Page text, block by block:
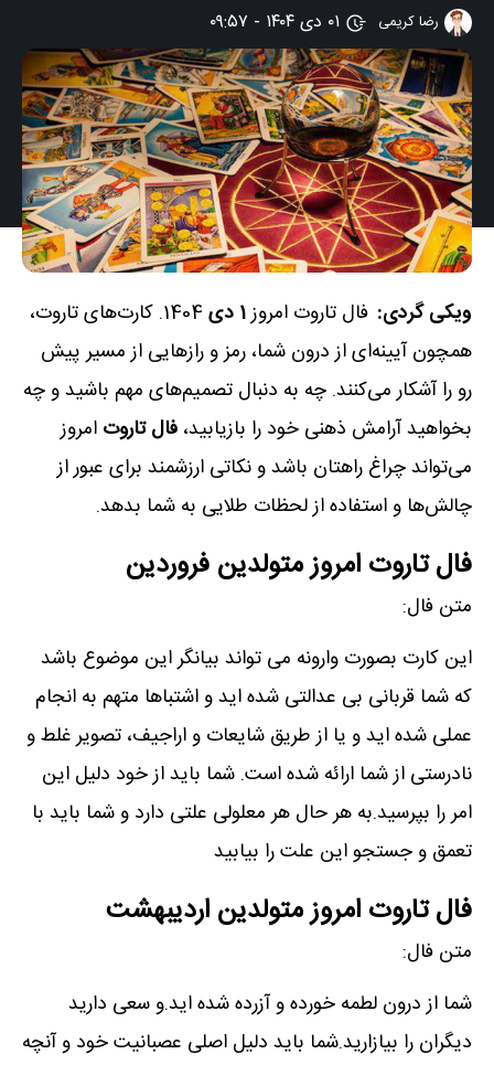
رضا کریمی
۰۱ دی ۱۴۰۴ - ۰۹:۵۷
ویکی گردی: فال تاروت امروز1 دی
1404. کارت‌های تاروت،
همچون آیینه‌ای از درون شما، رمز و رازهایی از مسیر پیش
رو را آشکار می‌کنند. چه به دنبال تصمیم‌های مهم باشید و چه
بخواهید آرامش ذهنی خود را بازیابید، فال تاروت امروز
می‌تواند چراغ راهتان باشد و نکاتی ارزشمند برای عبور از
چالش‌ها و استفاده از لحظات طلایی به شما بدهد.
فال تاروت امروز متولدین فروردین
متن فال:
این کارت بصورت وارونه می تواند بیانگر این موضوع باشد
که شما قربانی بی عدالتی شده اید و اشتباها متهم به انجام
عملی شده اید و یا از طریق شایعات و اراجیف، تصویر غلط و
نادرستی از شما ارائه شده است. شما باید از خود دلیل این
امر را بپرسید.به هر حال هر معلولی علتی دارد و شما باید با
تعمق و جستجو این علت را بیابید
فال تاروت امروز متولدین اردیبهشت
متن فال:
شما از درون لطمه خورده و آزرده شده اید.و سعی دارید
دیگران را بیازارید.شما باید دلیل اصلی عصبانیت خود و آنچه